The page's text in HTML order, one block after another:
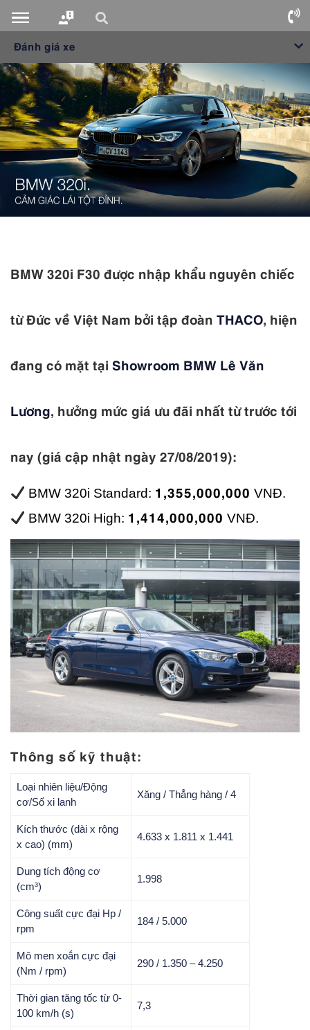
Đánh giá xe
BMW 320i F30 được nhập khẩu nguyên chiếc
từ Đức về Việt Nam bởi tập đoàn THACO, hiện
đang có mặt tại Showroom BMW Lê Văn
Lương, hưởng mức giá ưu đãi nhất từ trước tới
nay (giá cập nhật ngày 27/08/2019):
BMW 320i Standard: 1,355,000,000 VNĐ.
BMW 320i High: 1,414,000,000 VNĐ.
Thông số kỹ thuật:
Loại nhiên liệu/Động
cơ/Số xi lanh
Xăng / Thẳng hàng / 4
Kích thước (dài x rộng
x cao) (mm)
4.633 x 1.811 x 1.441
Dung tích động cơ
(cm³)
1.998
Công suất cực đại Hp /
rpm
184 / 5.000
Mô men xoắn cực đại
(Nm / rpm)
290 / 1.350 – 4.250
Thời gian tăng tốc từ 0-
100 km/h (s)
7,3